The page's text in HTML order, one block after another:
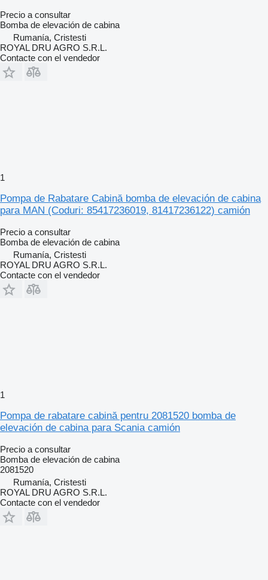
Precio a consultar
Bomba de elevación de cabina
Rumanía, Cristesti
ROYAL DRU AGRO S.R.L.
Contacte con el vendedor
1
Pompa de Rabatare Cabină bomba de elevación de cabina
para MAN (Coduri: 85417236019, 81417236122) camión
Precio a consultar
Bomba de elevación de cabina
Rumanía, Cristesti
ROYAL DRU AGRO S.R.L.
Contacte con el vendedor
1
Pompa de rabatare cabină pentru 2081520 bomba de
elevación de cabina para Scania camión
Precio a consultar
Bomba de elevación de cabina
2081520
Rumanía, Cristesti
ROYAL DRU AGRO S.R.L.
Contacte con el vendedor